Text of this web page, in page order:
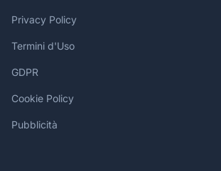
Privacy Policy
Termini d'Uso
GDPR
Cookie Policy
Pubblicità